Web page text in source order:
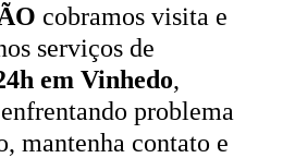
cobramos visita e
serviços de
em Vinhedo,
problema
mantenha contato e